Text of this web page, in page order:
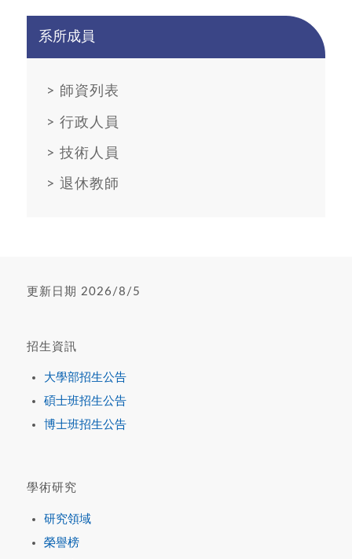
系所成員
> 師資列表
> 行政人員
> 技術人員
> 退休教師
更新日期 2026/8/5
招生資訊
大學部招生公告
碩士班招生公告
博士班招生公告
學術研究
研究領域
榮譽榜